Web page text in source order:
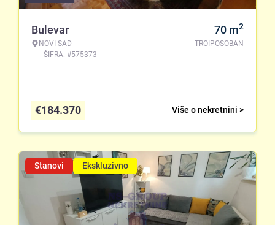
Bulevar
NOVI SAD
ŠIFRA: #575373
70 m2
TROIPOSOBAN
Više o nekretnini >
€184.370
Stanovi Ekskluzivno